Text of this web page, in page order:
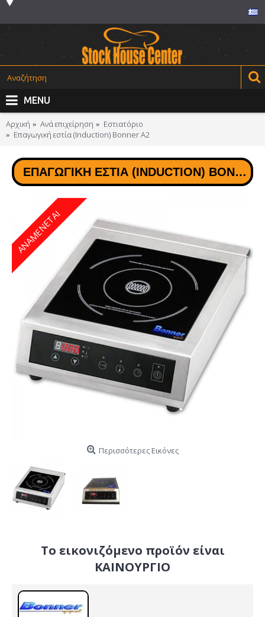
MENU
Αρχική Ανά επιχείρηση
Εστιατόριο
Επαγωγική εστία (Induction) Βοnner A2
ΕΠΑΓΩΓΙΚΉ ΕΣΤΊΑ (INDUCTION) ΒΟNNER A2
ΑΝΑΜΕΝΕΤΑΙ
Περισσότερες Εικόνες
Το εικονιζόμενο προϊόν είναι
ΚΑΙΝΟΥΡΓΙΟ